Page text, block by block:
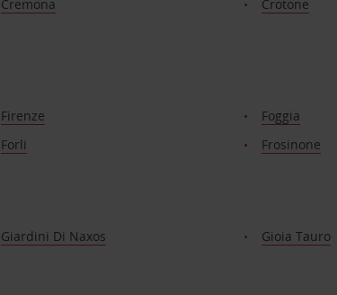
Cremona
Crotone
Firenze
Foggia
Forli Frosinone
Giardini Di Naxos
Gioia Tauro